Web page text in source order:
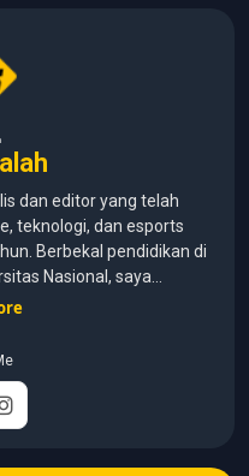
dan editor yang telah
teknologi, dan esports
Berbekal pendidikan di
Nasional, saya
dengan pengalaman
mulai dari reporter, editor,
hingga Editor in Chief.
tulisan yang
dipahami, khususnya